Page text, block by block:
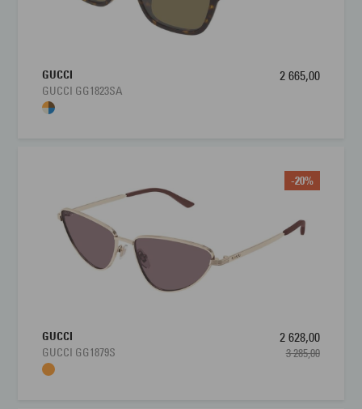
GUCCI
GUCCI GG1823SA
2 665,00
-20%
GUCCI
GUCCI GG1879S
2 628,00
3 285,00